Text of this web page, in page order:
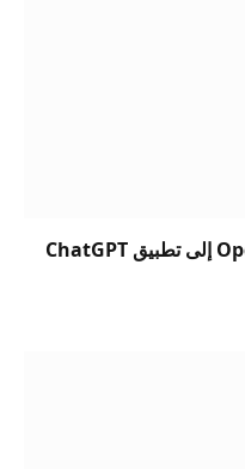
يصل الوضع الصوتي الجديد لـ OpenAI إلى تطبيق ChatGPT